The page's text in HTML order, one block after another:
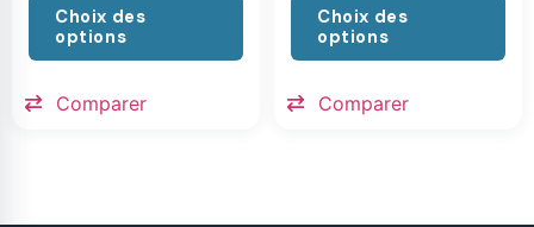
Choix des
options
Comparer
Choix des
options
Comparer